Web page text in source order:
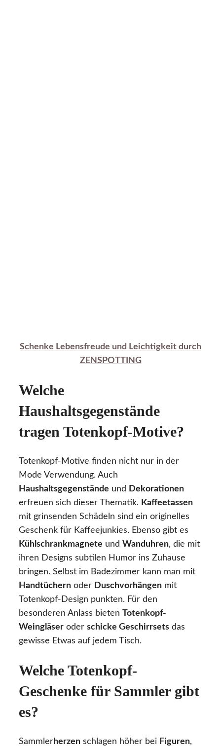
Schenke Lebensfreude und Leichtigkeit durch
ZENSPOTTING
Welche
Haushaltsgegenstände
tragen Totenkopf-Motive?
Totenkopf-Motive finden nicht nur in der
Mode Verwendung. Auch
Haushaltsgegenstände und Dekorationen
erfreuen sich dieser Thematik. Kaffeetassen
mit grinsenden Schädeln sind ein originelles
Geschenk für Kaffeejunkies. Ebenso gibt es
Kühlschrankmagnete und Wanduhren, die mit
ihren Designs subtilen Humor ins Zuhause
bringen. Selbst im Badezimmer kann man mit
Handtüchern oder Duschvorhängen mit
Totenkopf-Design punkten. Für den
besonderen Anlass bieten Totenkopf-
Weingläser oder schicke Geschirrsets das
gewisse Etwas auf jedem Tisch.
Welche Totenkopf-
Geschenke für Sammler gibt
es?
Sammlerherzen schlagen höher bei Figuren,